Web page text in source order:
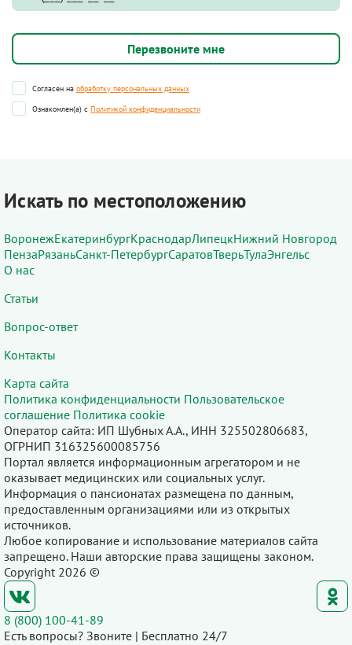
Согласен на обработку персональных данных
Ознакомлен(а) с Политикой конфиденциальности
Искать по местоположению
ВоронежЕкатеринбургКраснодарЛипецкНижний Новгород
ПензаРязаньСанкт-ПетербургСаратовТверьТулаЭнгельс
О нас
Статьи
Вопрос-ответ
Контакты
Карта сайта
Политика конфиденциальности Пользовательское
соглашение Политика cookie
Оператор сайта: ИП Шубных А.А., ИНН 325502806683,
ОГРНИП 316325600085756
Портал является информационным агрегатором и не
оказывает медицинских или социальных услуг.
Информация о пансионатах размещена по данным,
предоставленным организациями или из открытых
источников.
Любое копирование и использование материалов сайта
запрещено. Наши авторские права защищены законом.
Copyright 2026 ©
8 (800) 100-41-89
Есть вопросы? Звоните | Бесплатно 24/7